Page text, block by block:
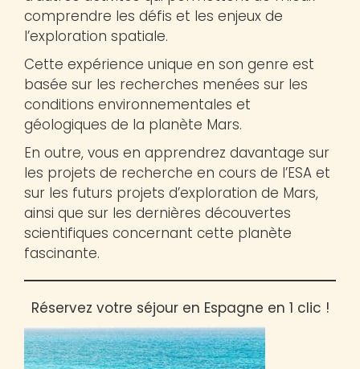
comprendre les défis et les enjeux de
l’exploration spatiale.
Cette expérience unique en son genre est
basée sur les recherches menées sur les
conditions environnementales et
géologiques de la planète Mars.
En outre, vous en apprendrez davantage sur
les projets de recherche en cours de l’ESA et
sur les futurs projets d’exploration de Mars,
ainsi que sur les dernières découvertes
scientifiques concernant cette planète
fascinante.
Réservez votre séjour en Espagne en 1 clic !